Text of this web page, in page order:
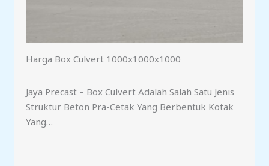
Harga Box Culvert 1000x1000x1000
Jaya Precast – Box Culvert Adalah Salah Satu Jenis
Struktur Beton Pra-Cetak Yang Berbentuk Kotak
Yang…